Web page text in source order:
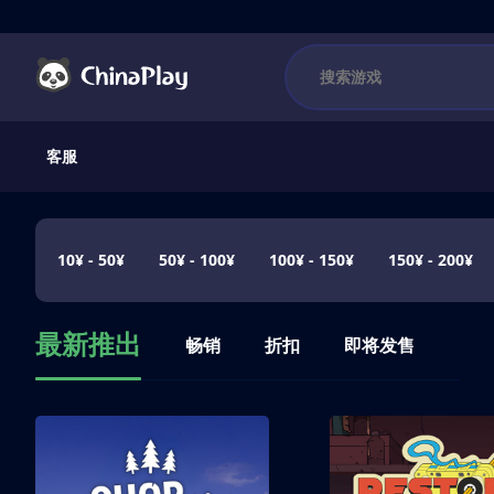
客服
10¥ - 50¥ 50¥ - 100¥ 100¥ - 150¥ 150¥ - 200¥
最新推出 畅销 折扣 即将发售